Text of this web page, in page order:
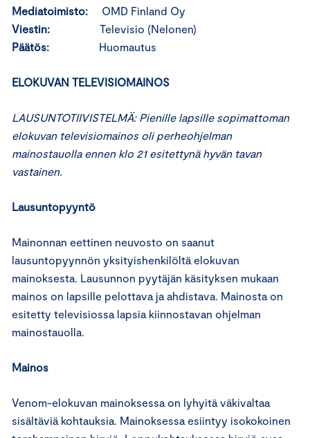
Mediatoimisto: OMD Finland Oy
Viestin: Televisio (Nelonen)
Päätös: Huomautus
ELOKUVAN TELEVISIOMAINOS
LAUSUNTOTIIVISTELMÄ: Pienille lapsille sopimattoman
elokuvan televisiomainos oli perheohjelman
mainostauolla ennen klo 21 esitettynä hyvän tavan
vastainen.
Lausuntopyyntö
Mainonnan eettinen neuvosto on saanut
lausuntopyynnön yksityishenkilöltä elokuvan
mainoksesta. Lausunnon pyytäjän käsityksen mukaan
mainos on lapsille pelottava ja ahdistava. Mainosta on
esitetty televisiossa lapsia kiinnostavan ohjelman
mainostauolla.
Mainos
Venom-elokuvan mainoksessa on lyhyitä väkivaltaa
sisältäviä kohtauksia. Mainoksessa esiintyy isokokoinen